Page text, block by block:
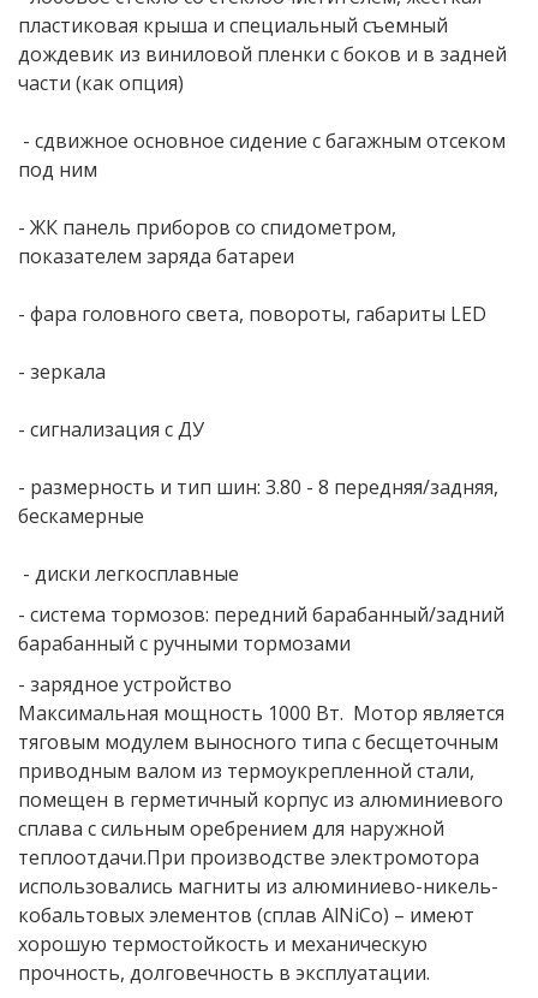
пластиковая крыша и специальный съемный
дождевик из виниловой пленки с боков и в задней
части (как опция)
- сдвижное основное сидение с багажным отсеком
под ним
- ЖК панель приборов со спидометром,
показателем заряда батареи
- фара головного света, повороты, габариты LED
- зеркала
- сигнализация с ДУ
- размерность и тип шин: 3.80 - 8 передняя/задняя, ​​
бескамерные
- диски легкосплавные
- система тормозов: передний барабанный/задний
барабанный с ручными тормозами
- зарядное устройство
Максимальная мощность 1000 Вт. Мотор является
тяговым модулем выносного типа с бесщеточным
приводным валом из термоукрепленной стали,
помещен в герметичный корпус из алюминиевого
сплава с сильным оребрением для наружной
теплоотдачи.При производстве электромотора
использовались магниты из алюминиево-никель-
кобальтовых элементов (сплав AlNiCo) – имеют
хорошую термостойкость и механическую
прочность, долговечность в эксплуатации.